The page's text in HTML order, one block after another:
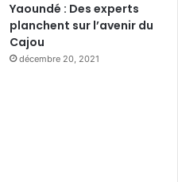
Yaoundé : Des experts
planchent sur l’avenir du
Cajou
décembre 20, 2021